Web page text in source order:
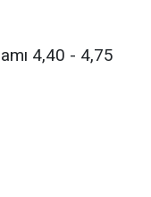
4,40 - 4,75